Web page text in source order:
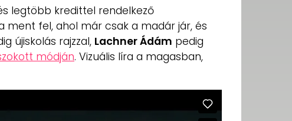
legtöbb kredittel rendelkező
ment fel, ahol már csak a madár jár, és
újiskolás rajzzal, Lachner Ádám pedig
módján. Vizuális líra a magasban,